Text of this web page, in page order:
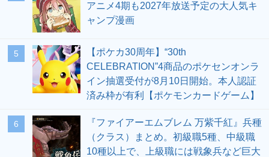
アニメ4期も2027年放送予定の大人気キ
ャンプ漫画
5
【ポケカ30周年】“30th
CELEBRATION”4商品のポケセンオンラ
イン抽選受付が8月10日開始。本人認証
済み枠が有利【ポケモンカードゲーム】
6
『ファイアーエムブレム 万紫千紅』兵種
（クラス）まとめ。初級職5種、中級職
10種以上で、上級職には戦象兵など巨大